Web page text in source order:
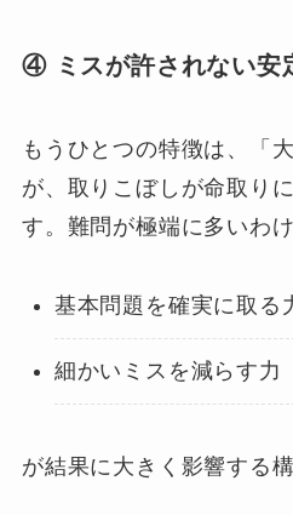
④ ミスが許されない安
もうひとつの特徴は、「
が、取りこぼしが命取り
す。難問が極端に多いわ
基本問題を確実に取る
細かいミスを減らす力
が結果に大きく影響する